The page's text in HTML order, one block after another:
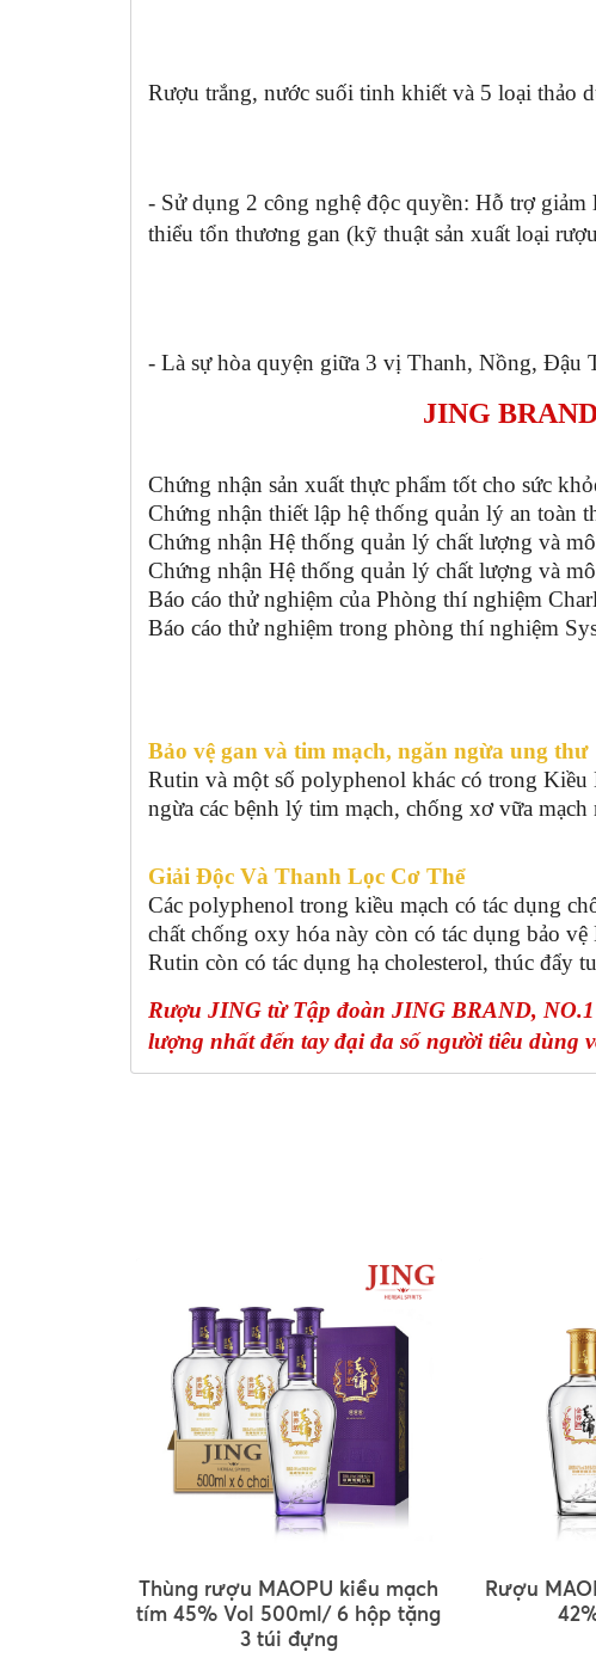
Rượu trắng, nước suối tinh khiết và 5 loại thảo
- Sử dụng 2 công nghệ độc quyền: Hỗ trợ
thiểu tổn thương gan (kỹ thuật sản xuất loại
- Là sự hòa quyện giữa 3 vị Thanh, Nồng, Đậu
JING
Chứng nhận sản xuất thực phẩm tốt cho sức
Chứng nhận thiết lập hệ thống quản lý an toàn
Chứng nhận Hệ thống quản lý chất lượng và
Chứng nhận Hệ thống quản lý chất lượng và
Báo cáo thử nghiệm của Phòng thí nghiệm
Báo cáo thử nghiệm trong phòng thí nghiệm
Bảo vệ gan và tim mạch, ngăn ngừa ung thư
Rutin và một số polyphenol khác có trong
ngừa các bệnh lý tim mạch, chống xơ vữa
Giải Độc Và Thanh Lọc Cơ Thể
Các polyphenol trong kiều mạch có tác dụng
chất chống oxy hóa này còn có tác dụng bảo
Rutin còn có tác dụng hạ cholesterol, thúc đẩy
Rượu JING từ Tập đoàn JING BRAND,
lượng nhất đến tay đại đa số người tiêu dùng
Thùng rượu MAOPU kiều mạch
tím 45% Vol 500ml/ 6 hộp tặng
3 túi đựng
Rượu